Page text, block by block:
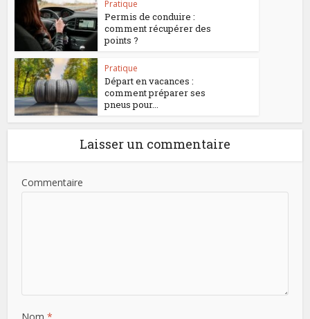
Pratique
Permis de conduire :
comment récupérer des
points ?
Pratique
Départ en vacances :
comment préparer ses
pneus pour...
Laisser un commentaire
Commentaire
Nom*